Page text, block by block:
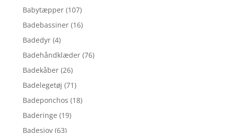
Babytæpper (107)
Badebassiner (16)
Badedyr (4)
Badehåndklæder (76)
Badekåber (26)
Badelegetøj (71)
Badeponchos (18)
Baderinge (19)
Badesjov (63)